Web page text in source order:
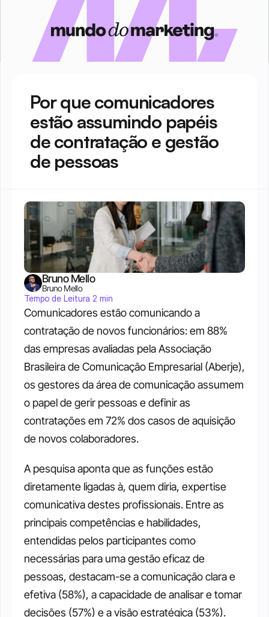
Por que comunicadores
estão assumindo papéis
de contratação e gestão
de pessoas
Comunicadores estão comunicando a
contratação de novos funcionários: em 88%
das empresas avaliadas pela Associação
Brasileira de Comunicação Empresarial (Aberje),
os gestores da área de comunicação assumem
o papel de gerir pessoas e definir as
contratações em 72% dos casos de aquisição
de novos colaboradores.
A pesquisa aponta que as funções estão
diretamente ligadas à, quem diria, expertise
comunicativa destes profissionais. Entre as
principais competências e habilidades,
entendidas pelos participantes como
necessárias para uma gestão eficaz de
pessoas, destacam-se a comunicação clara e
efetiva (58%), a capacidade de analisar e tomar
decisões (57%) e a visão estratégica (53%).
Bruno Mello
Bruno Mello
Tempo de Leitura 2 min